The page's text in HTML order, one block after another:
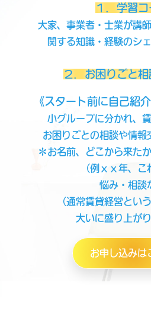
１．学習
大家、事業者・士業が講
関する知識・経験のシ
２．お困りごと
《スタート前に自己紹
小グループに分かれ、
お困りごとの相談や情報
＊お名前、どこから来た
（例ｘｘ年、こ
悩み・相談
（通常賃貸経営とい
大いに盛り上がり
お申し込みは